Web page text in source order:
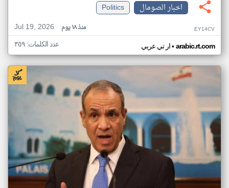
اخبار الصومال
Politics
Jul 19, 2026
منذ ١٨ يوم EY14CV
ار تي عربي• arabic.rt.com عدد الكلمات: ٣٥٩